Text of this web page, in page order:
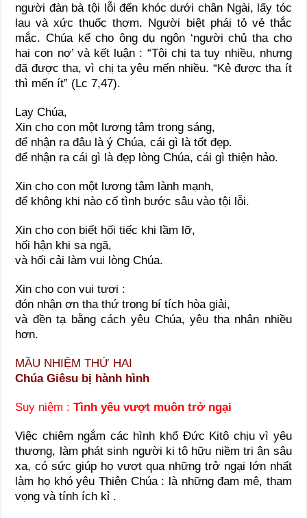
người đàn bà tội lỗi đến khóc dưới chân Ngài, lấy tóc
lau và xức thuốc thơm. Người biệt phái tỏ vẻ thắc
mắc. Chúa kể cho ông dụ ngôn ‘người chủ tha cho
hai con nợ’ và kết luận : “Tội chị ta tuy nhiều, nhưng
đã được tha, vì chị ta yêu mến nhiều. “Kẻ được tha ít
thì mến ít” (Lc 7,47).
Lạy Chúa,
Xin cho con một lương tâm trong sáng,
để nhận ra đâu là ý Chúa, cái gì là tốt đẹp.
để nhận ra cái gì là đẹp lòng Chúa, cái gì thiện hảo.
Xin cho con một lương tâm lành mạnh,
để không khi nào cố tình bước sâu vào tội lỗi.
Xin cho con biết hối tiếc khi lầm lỡ,
hối hận khi sa ngã,
và hối cải làm vui lòng Chúa.
Xin cho con vui tươi :
đón nhận ơn tha thứ trong bí tích hòa giải,
và đền tạ bằng cách yêu Chúa, yêu tha nhân nhiều
hơn.
MẦU NHIỆM THỨ HAI
Chúa Giêsu bị hành hình
Suy niệm :Tình yêu vượt muôn trở ngại
Việc chiêm ngắm các hình khổ Đức Kitô chịu vì yêu
thương, làm phát sinh người ki tô hữu niềm tri ân sâu
xa, có sức giúp họ vượt qua những trở ngại lớn nhất
làm họ khó yêu Thiên Chúa : là những đam mê, tham
vọng và tính ích kỉ .